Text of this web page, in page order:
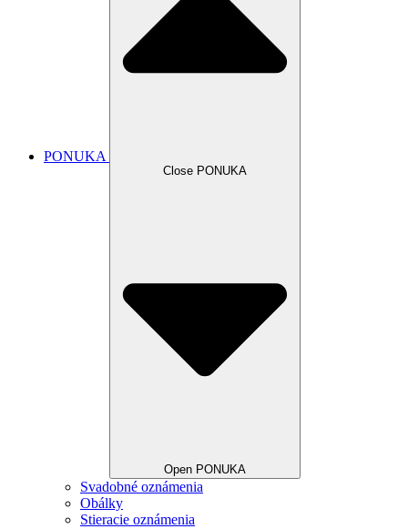
PONUKA
Close PONUKA
Open PONUKA
Svadobné oznámenia
Obálky
Stieracie oznámenia